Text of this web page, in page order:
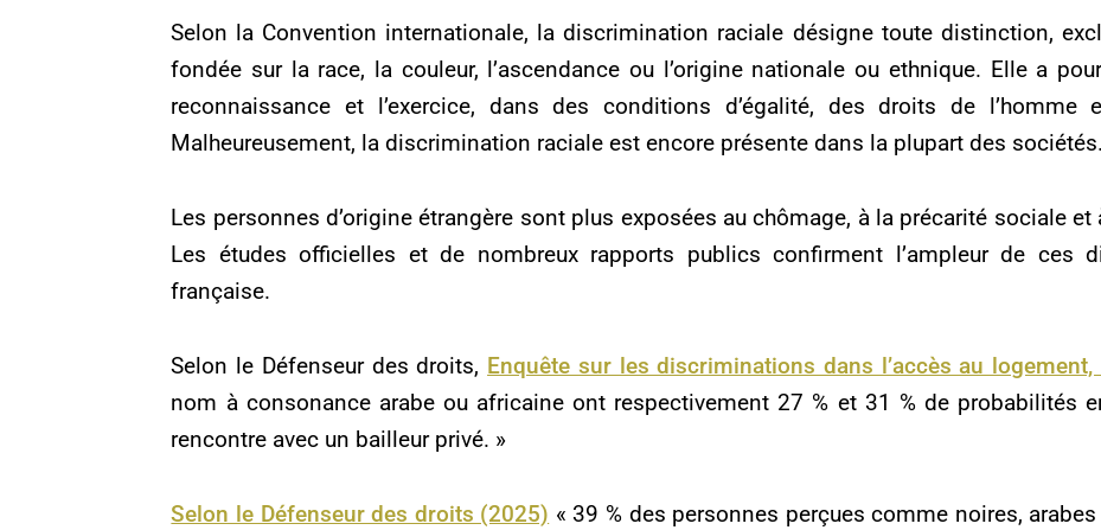
Selon la Convention internationale, la discrimination raciale désigne toute distinction,
fondée sur la race, la couleur, l’ascendance ou l’origine nationale ou ethnique. Elle a
reconnaissance et l’exercice, dans des conditions d’égalité, des droits de l’homme
Malheureusement, la discrimination raciale est encore présente dans la plupart des sociétés.
Les personnes d’origine étrangère sont plus exposées au chômage, à la précarité sociale
Les études officielles et de nombreux rapports publics confirment l’ampleur de ces
française.
Selon le Défenseur des droits, Enquête sur les discriminations dans l’accès au logement,
nom à consonance arabe ou africaine ont respectivement 27 % et 31 % de probabilités
rencontre avec un bailleur privé. »
Selon le Défenseur des droits (2025) « 39 % des personnes perçues comme noires,